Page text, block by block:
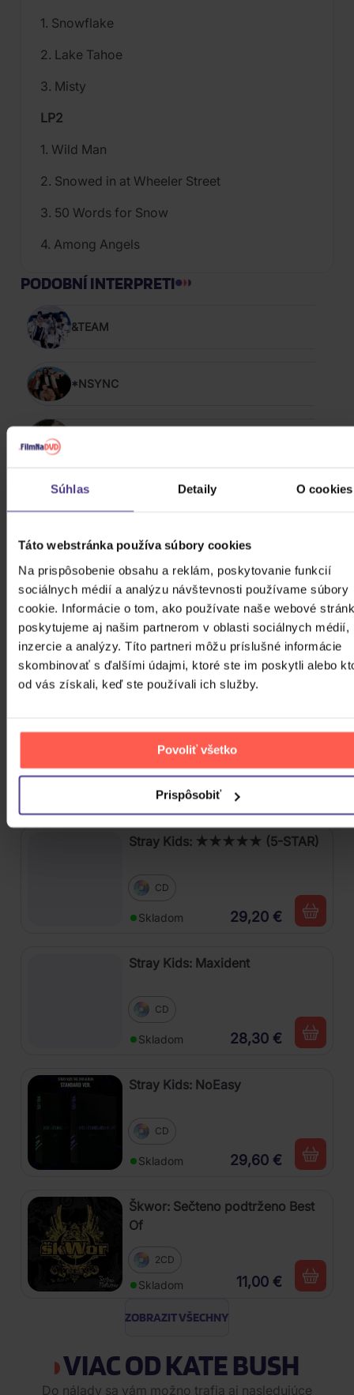
Súhlas Detaily O cookies
Táto webstránka používa súbory cookies
Na prispôsobenie obsahu a reklám, poskytovanie funkcií
sociálnych médií a analýzu návštevnosti používame súbory
cookie. Informácie o tom, ako používate naše webové
poskytujeme aj našim partnerom v oblasti sociálnych médií,
inzercie a analýzy. Títo partneri môžu príslušné informácie
skombinovať s ďalšími údajmi, ktoré ste im poskytli alebo
od vás získali, keď ste používali ich služby.
Povoliť všetko
Prispôsobiť
1. Snowflake
2. Lake Tahoe
3. Misty
LP2
1. Wild Man
2. Snowed in at Wheeler Street
3. 50 Words for Snow
4. Among Angels
PODOBNÍ INTERPRETI
&TEAM
*NSYNC
-123 min.
1349
16
ZOBRAZIŤ VŠETKÝCH
POP & ROCK 2013 - 2023
4CD
Skladom 19,00 €
Stray Kids: ★★★★★ (5-STAR)
CD
Skladom 29,20 €
Stray Kids: Maxident
CD
Skladom 28,30 €
Stray Kids: NoEasy
CD
Skladom 29,60 €
Škwor: Sečteno podtrženo Best
Of
2CD
Skladom 11,00 €
ZOBRAZIT VŠECHNY
VIAC OD KATE BUSH
Do nálady sa vám možno trafia aj nasledujúce